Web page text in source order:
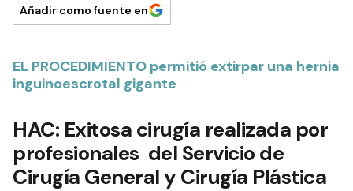
Añadir como fuente en
EL PROCEDIMIENTO permitió extirpar una hernia
inguinoescrotal gigante
HAC: Exitosa cirugía realizada por
profesionales del Servicio de
Cirugía General y Cirugía Plástica